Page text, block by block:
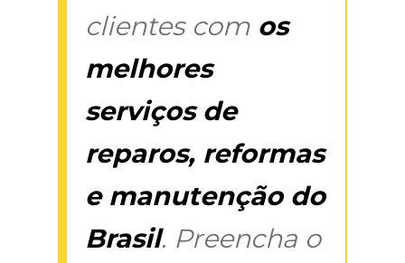
clientes com os
melhores
serviços de
reparos, reformas
e manutenção do
Brasil. Preencha o